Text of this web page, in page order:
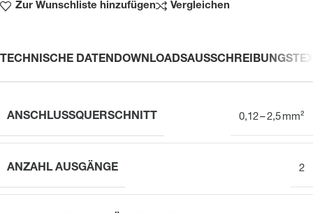
Zur Wunschliste hinzufügen
Vergleichen
TECHNISCHE DATENDOWNLOADS
ANSCHLUSSQUERSCHNITT 0,12 – 2,5 mm²
ANZAHL AUSGÄNGE 2